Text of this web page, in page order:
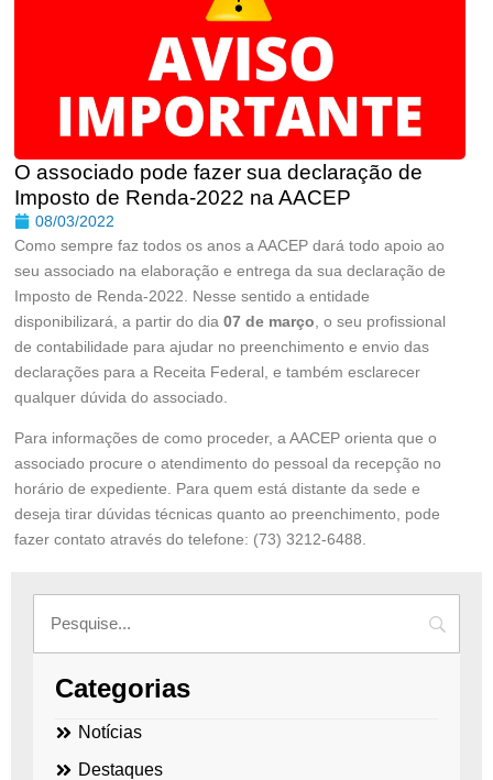
O associado pode fazer sua declaração de
Imposto de Renda-2022 na AACEP
08/03/2022
Como sempre faz todos os anos a AACEP dará todo apoio ao
seu associado na elaboração e entrega da sua declaração de
Imposto de Renda-2022. Nesse sentido a entidade
disponibilizará, a partir do dia 07 de março , o seu profissional
de contabilidade para ajudar no preenchimento e envio das
declarações para a Receita Federal, e também esclarecer
qualquer dúvida do associado.
Para informações de como proceder, a AACEP orienta que o
associado procure o atendimento do pessoal da recepção no
horário de expediente. Para quem está distante da sede e
deseja tirar dúvidas técnicas quanto ao preenchimento, pode
fazer contato através do telefone: (73) 3212-6488.
Categorias
Notícias
Destaques